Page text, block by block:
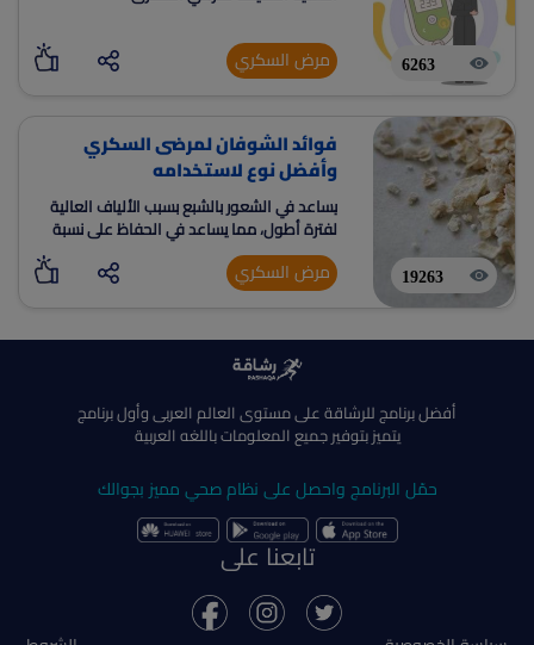
6263 مرض السكري
19263
فوائد الشوفان لمرضى السكري
وأفضل نوع لاستخدامه
يساعد في الشعور بالشبع بسبب الألياف العالية
لفترة أطول، مما يساعد في الحفاظ على نسبة
السكر والحفاظ على وزن صحي.
مرض السكري
أفضل برنامج للرشاقة على مستوى العالم العربى وأول برنامج
يتميز بتوفير جميع المعلومات باللغه العربية
حمّل البرنامج واحصل على نظام صحي مميز بجوالك
تابعنا على